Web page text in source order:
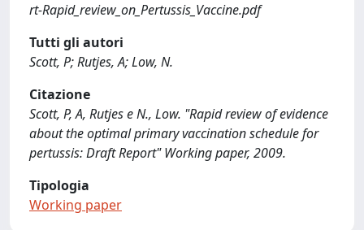
rt-Rapid_review_on_Pertussis_Vaccine.pdf
Tutti gli autori
Scott, P; Rutjes, A; Low, N.
Citazione
Scott, P, A, Rutjes e N., Low. "Rapid review of evidence
about the optimal primary vaccination schedule for
pertussis: Draft Report" Working paper, 2009.
Tipologia
Working paper